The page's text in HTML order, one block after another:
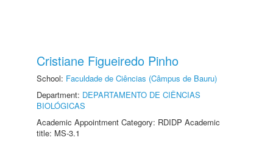
Cristiane Figueiredo Pinho
School: Faculdade de Ciências (Câmpus de Bauru)
Department: DEPARTAMENTO DE CIÊNCIAS
BIOLÓGICAS
Academic Appointment Category: RDIDP Academic
title: MS-3.1